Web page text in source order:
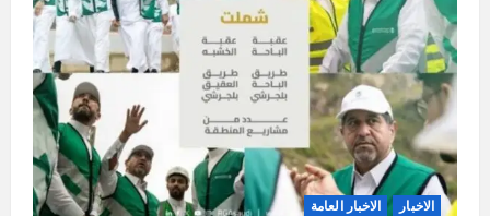
الاخبار الاخبار العامة